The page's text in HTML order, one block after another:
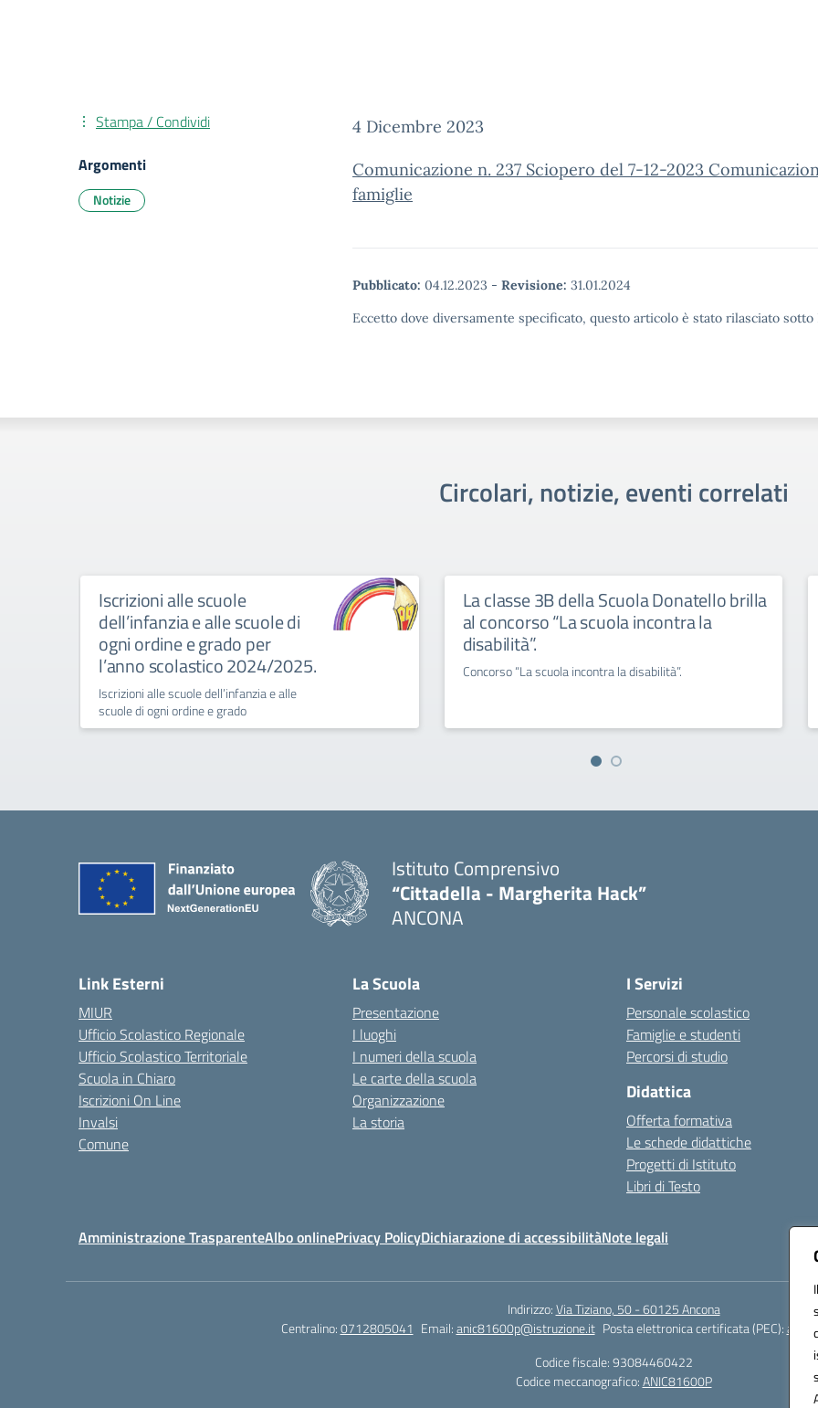
4 Dicembre 2023
Comunicazione n. 237 Sciopero del 7-12-2023
famiglie
Pubblicato: 04.12.2023 - Revisione: 31.01.2024
Eccetto dove diversamente specificato, questo articolo è stato rilasciato
Stampa / Condividi
Argomenti
Notizie
Circolari, notizie, eventi correlati
Iscrizioni alle scuole
dell’infanzia e alle scuole di
ogni ordine e grado per
l’anno scolastico 2024/2025.
Iscrizioni alle scuole dell’infanzia e alle
scuole di ogni ordine e grado
La classe 3B della Scuola Donatello brilla
al concorso “La scuola incontra la
disabilità”.
Concorso “La scuola incontra la disabilità”.
Istituto Comprensivo
“Cittadella - Margherita Hack”
ANCONA
Link Esterni
MIUR
Ufficio Scolastico Regionale
Ufficio Scolastico Territoriale
Scuola in Chiaro
Iscrizioni On Line
Invalsi
Comune
La Scuola
Presentazione
I luoghi
I numeri della scuola
Le carte della scuola
Organizzazione
La storia
I Servizi
Personale scolastico
Famiglie e studenti
Percorsi di studio
Didattica
Offerta formativa
Le schede didattiche
Progetti di Istituto
Libri di Testo
Amministrazione TrasparenteAlbo onlinePrivacy PolicyDichiarazione di accessibilitàNote legali
Indirizzo:Via Tiziano, 50 - 60125 Ancona
Centralino:0712805041 Email:anic81600p@istruzione.it Posta elettronica certificata (PEC):
Codice fiscale: 93084460422
Codice meccanografico:ANIC81600P